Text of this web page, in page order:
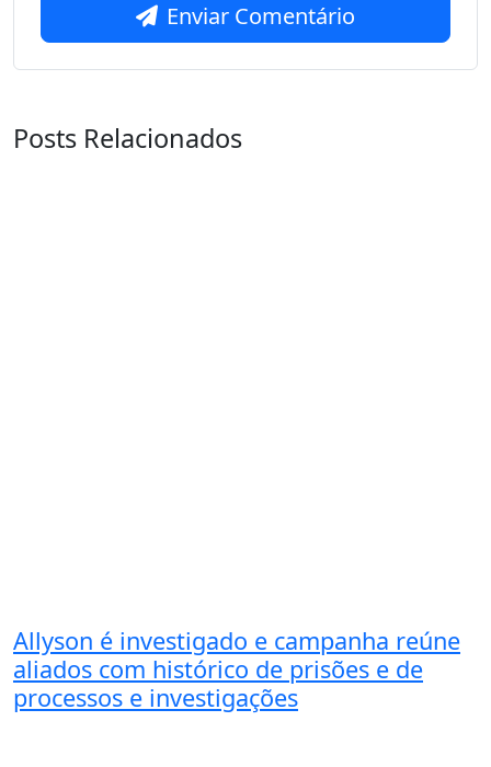
Enviar Comentário
Posts Relacionados
Allyson é investigado e campanha reúne
aliados com histórico de prisões e de
processos e investigações